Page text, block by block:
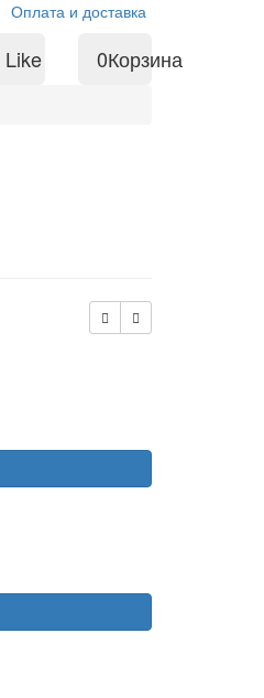
Оплата и доставка
Like 0Корзина